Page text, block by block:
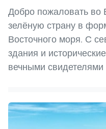
Добро пожаловать во
зелёную страну в
Восточного моря. С
здания и
вечными свидетелями